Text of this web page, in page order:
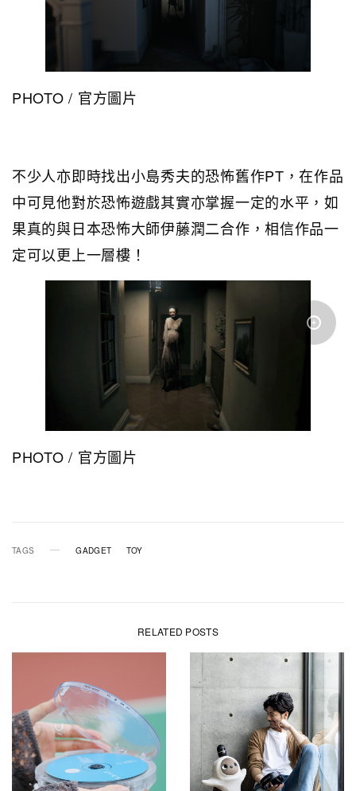
PHOTO / 官方圖片
不少人亦即時找出小島秀夫的恐怖舊作PT，在作品
中可見他對於恐怖遊戲其實亦掌握一定的水平，如
果真的與日本恐怖大師伊藤潤二合作，相信作品一
定可以更上一層樓！
PHOTO / 官方圖片
TAGS GADGET TOY
RELATED POSTS